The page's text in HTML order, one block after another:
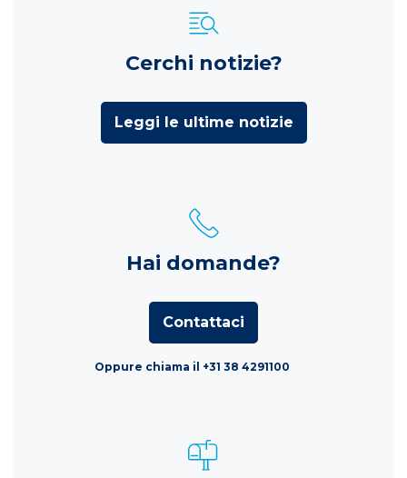
Cerchi notizie?
Leggi le ultime notizie
Hai domande?
Contattaci
Oppure chiama il +31 38 4291100